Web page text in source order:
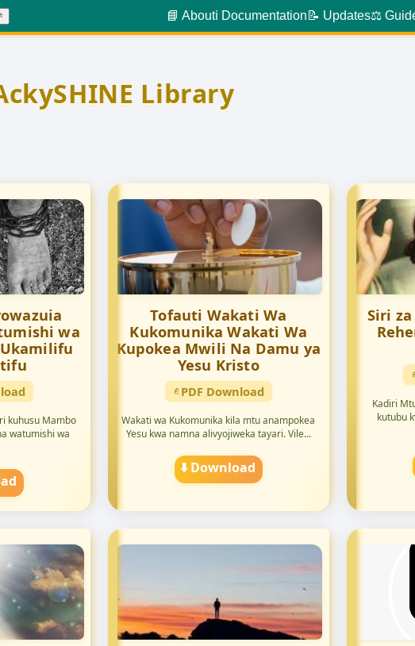
📘 Aboutℹ️ Documentation 📝 Updates⚖️
Library
wa
kuhusu Mambo
watumishi wa
Tofauti Wakati Wa
Kukomunika Wakati Wa
Kupokea Mwili Na Damu ya
Yesu Kristo
PDF Download
Wakati wa Kukomunika kila mtu anampokea
Yesu kwa namna alivyojiweka tayari. Vile...
⬇️ Download
Siri
Kadiri
kutubu